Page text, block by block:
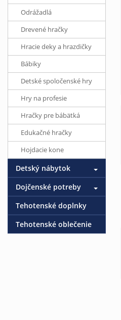
Odrážadlá
Drevené hračky
Hracie deky a hrazdičky
Bábiky
Detské spoločenské hry
Hry na profesie
Hračky pre bábätká
Edukačné hračky
Hojdacie kone
Detský nábytok
Dojčenské potreby
Tehotenské doplnky
Tehotenské oblečenie